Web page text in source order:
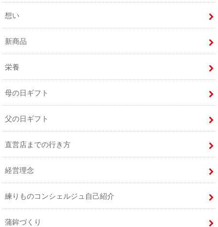
想い
新商品
栄養
母の日ギフト
父の日ギフト
直営店までの行き方
経営理念
練りものコンシェルジュ自己紹介
蒲鉾づくり